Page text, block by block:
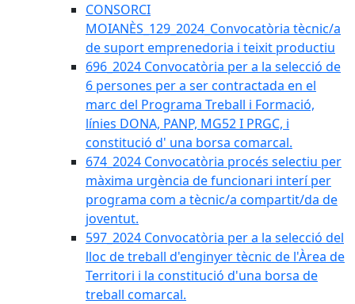
CONSORCI
MOIANÈS_129_2024_Convocatòria tècnic/a
de suport emprenedoria i teixit productiu
696_2024 Convocatòria per a la selecció de
6 persones per a ser contractada en el
marc del Programa Treball i Formació,
línies DONA, PANP, MG52 I PRGC, i
constitució d' una borsa comarcal.
674_2024 Convocatòria procés selectiu per
màxima urgència de funcionari interí per
programa com a tècnic/a compartit/da de
joventut.
597_2024 Convocatòria per a la selecció del
lloc de treball d'enginyer tècnic de l'Àrea de
Territori i la constitució d'una borsa de
treball comarcal.